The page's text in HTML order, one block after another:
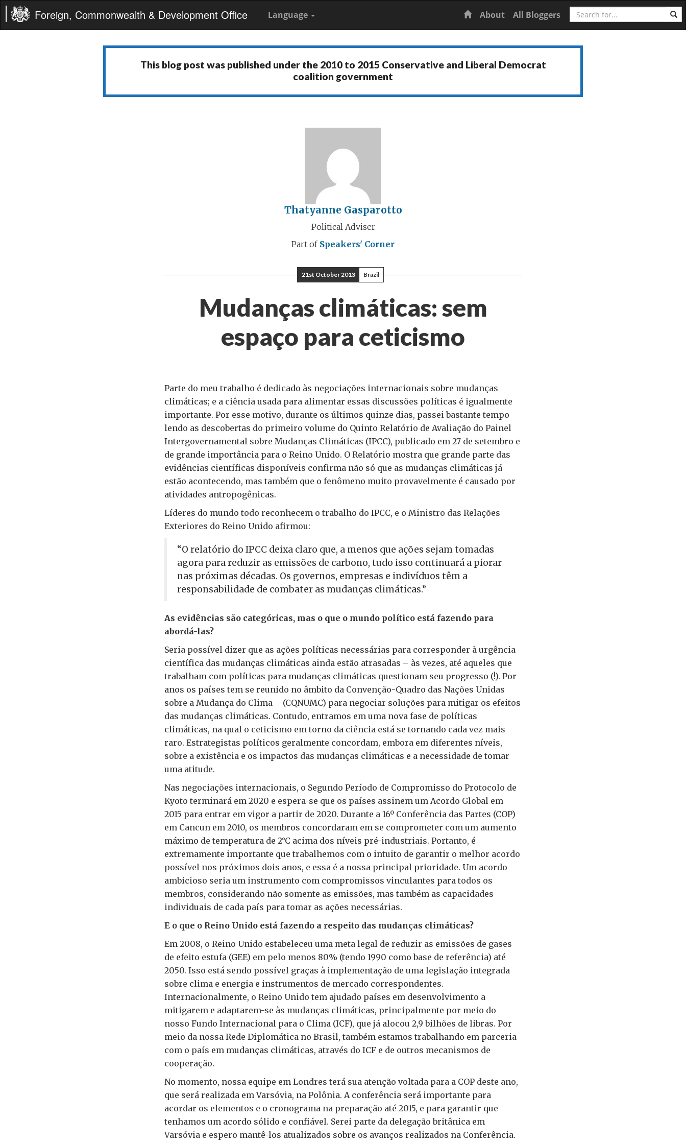
Foreign, Commonwealth & Development Office Language Home
About All Bloggers Search
This blog post was published under the 2010 to 2015 Conservative and Liberal Democrat
coalition government
Thatyanne Gasparotto
Political Adviser
Part of Speakers' Corner
21st October 2013 Brazil
Mudanças climáticas: sem
espaço para ceticismo
Parte do meu trabalho é dedicado às negociações internacionais sobre mudanças
climáticas; e a ciência usada para alimentar essas discussões políticas é igualmente
importante. Por esse motivo, durante os últimos quinze dias, passei bastante tempo
lendo as descobertas do primeiro volume do Quinto Relatório de Avaliação do Painel
Intergovernamental sobre Mudanças Climáticas (IPCC), publicado em 27 de setembro e
de grande importância para o Reino Unido. O Relatório mostra que grande parte das
evidências científicas disponíveis confirma não só que as mudanças climáticas já
estão acontecendo, mas também que o fenômeno muito provavelmente é causado por
atividades antropogênicas.
Líderes do mundo todo reconhecem o trabalho do IPCC, e o Ministro das Relações
Exteriores do Reino Unido afirmou:
“O relatório do IPCC deixa claro que, a menos que ações sejam tomadas
agora para reduzir as emissões de carbono, tudo isso continuará a piorar
nas próximas décadas. Os governos, empresas e indivíduos têm a
responsabilidade de combater as mudanças climáticas.”
As evidências são categóricas, mas o que o mundo político está fazendo para
abordá-las?
Seria possível dizer que as ações políticas necessárias para corresponder à urgência
científica das mudanças climáticas ainda estão atrasadas – às vezes, até aqueles que
trabalham com políticas para mudanças climáticas questionam seu progresso (!). Por
anos os países tem se reunido no âmbito da Convenção-Quadro das Nações Unidas
sobre a Mudança do Clima – (CQNUMC) para negociar soluções para mitigar os efeitos
das mudanças climáticas. Contudo, entramos em uma nova fase de políticas
climáticas, na qual o ceticismo em torno da ciência está se tornando cada vez mais
raro. Estrategistas políticos geralmente concordam, embora em diferentes níveis,
sobre a existência e os impactos das mudanças climáticas e a necessidade de tomar
uma atitude.
Nas negociações internacionais, o Segundo Período de Compromisso do Protocolo de
Kyoto terminará em 2020 e espera-se que os países assinem um Acordo Global em
2015 para entrar em vigor a partir de 2020. Durante a 16º Conferência das Partes (COP)
em Cancun em 2010, os membros concordaram em se comprometer com um aumento
máximo de temperatura de 2°C acima dos níveis pré-industriais. Portanto, é
extremamente importante que trabalhemos com o intuito de garantir o melhor acordo
possível nos próximos dois anos, e essa é a nossa principal prioridade. Um acordo
ambicioso seria um instrumento com compromissos vinculantes para todos os
membros, considerando não somente as emissões, mas também as capacidades
individuais de cada país para tomar as ações necessárias.
E o que o Reino Unido está fazendo a respeito das mudanças climáticas?
Em 2008, o Reino Unido estabeleceu uma meta legal de reduzir as emissões de gases
de efeito estufa (GEE) em pelo menos 80% (tendo 1990 como base de referência) até
2050. Isso está sendo possível graças à implementação de uma legislação integrada
sobre clima e energia e instrumentos de mercado correspondentes.
Internacionalmente, o Reino Unido tem ajudado países em desenvolvimento a
mitigarem e adaptarem-se às mudanças climáticas, principalmente por meio do
nosso Fundo Internacional para o Clima (ICF), que já alocou 2,9 bilhões de libras. Por
meio da nossa Rede Diplomática no Brasil, também estamos trabalhando em parceria
com o país em mudanças climáticas, através do ICF e de outros mecanismos de
cooperação.
No momento, nossa equipe em Londres terá sua atenção voltada para a COP deste ano,
que será realizada em Varsóvia, na Polônia. A conferência será importante para
acordar os elementos e o cronograma na preparação até 2015, e para garantir que
tenhamos um acordo sólido e confiável. Serei parte da delegação britânica em
Varsóvia e espero mantê-los atualizados sobre os avanços realizados na Conferência.